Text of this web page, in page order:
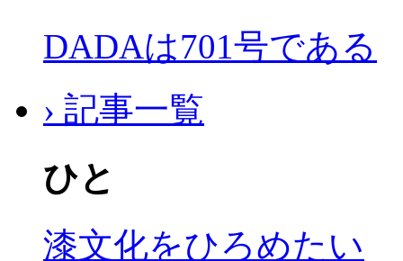
DADAは701号である
› 記事一覧
ひと
漆文化をひろめたい